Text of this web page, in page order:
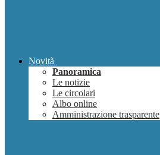
Novità
Panoramica
Le notizie
Le circolari
Albo online
Amministrazione trasparente